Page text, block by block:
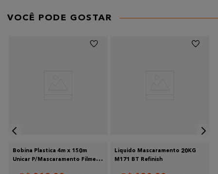
VOCÊ PODE GOSTAR
Bobina Plastica 4m x 150m
Unicar P/Mascaramento Filme
Liquido Mascaramento 20KG
M171 BT Refinish